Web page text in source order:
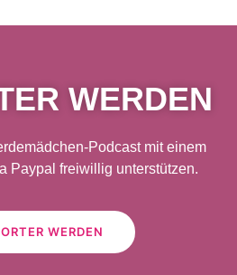
WERDEN
Podcast mit einem
Paypal freiwillig unterstützen.
WERDEN